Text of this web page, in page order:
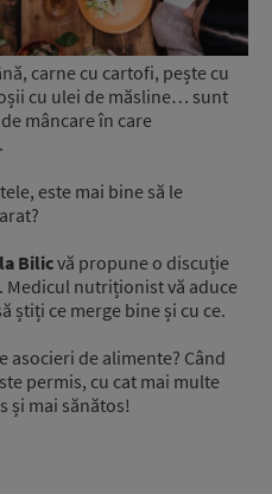
carne cu cartofi, pește cu
cu ulei de măsline… sunt
mâncare în care
este mai bine să le
Bilicvă propune o discuție
nutriționist vă aduce
știți ce merge bine și cu ce.
asocieri de alimente? Când
permis, cu cat mai multe
și mai sănătos!